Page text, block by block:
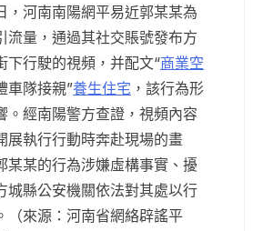
，河南南陽網平易近郭某某為
流量，通過其社交賬號發布方
下行駛的視頻，并配文“商業空
車隊接親”養生住宅 ，該行為形
。經南陽警方查證，視頻內容
展執行行動時奔赴現場的畫
某某的行為涉嫌虛構事實、擾
城縣公安機關依法對其處以行
（來源：河南省網絡辟謠平